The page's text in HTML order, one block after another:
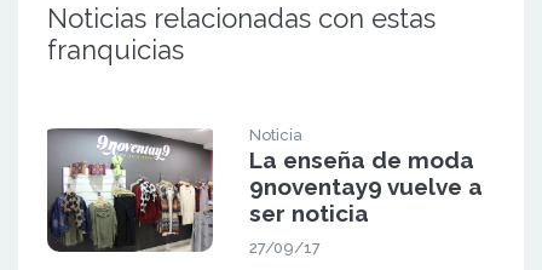
Noticias relacionadas con estas
franquicias
Noticia
La enseña de moda
9noventay9 vuelve a
ser noticia
27/09/17